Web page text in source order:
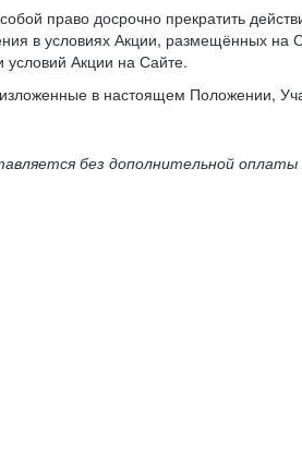
право досрочно прекратить
в условиях Акции, размещённых
условий Акции на Сайте.
в настоящем Положении,
без дополнительной оплаты